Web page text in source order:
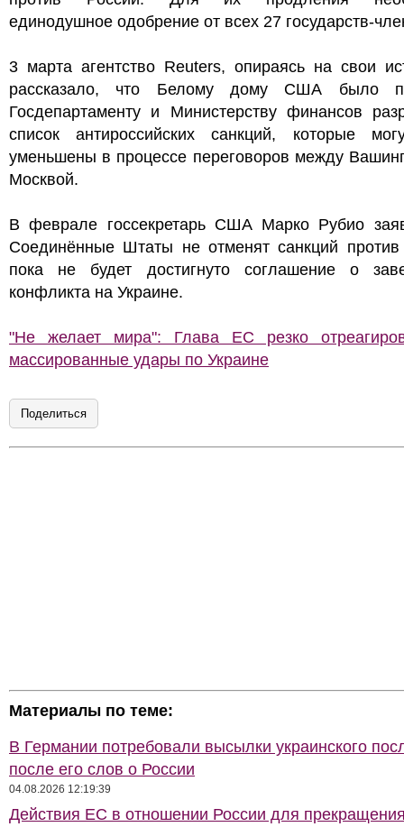
единодушное одобрение от всех 27 государств-
3 марта агентство Reuters, опираясь на свои
рассказало, что Белому дому США было
Госдепартаменту и Министерству финансов
список антироссийских санкций, которые
уменьшены в процессе переговоров между
Москвой.
В феврале госсекретарь США Марко Рубио
Соединённые Штаты не отменят санкций против
пока не будет достигнуто соглашение о
конфликта на Украине.
"Не желает мира": Глава ЕС резко
массированные удары по Украине
Поделиться
Материалы по теме:
В Германии потребовали высылки украинского
после его слов о России
04.08.2026 12:19:39
Действия ЕС в отношении России для